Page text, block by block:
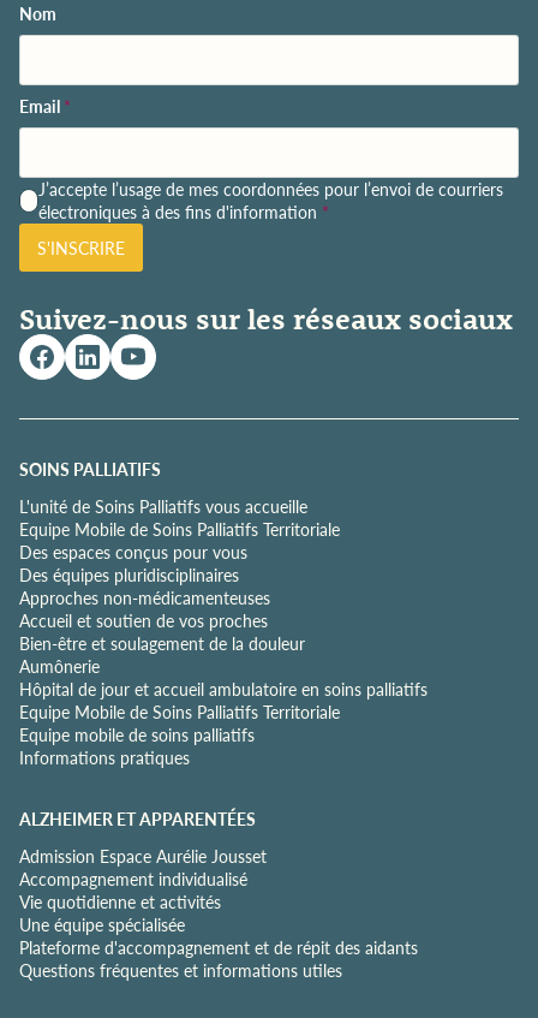
Nom
Email *
P
o
l
t
q
u
e
e
o
f
i
d
e
n
t
i
a
l
i
t
é
J’accepte l’usage de mes coordonnées pour l’envoi de courriers
électroniques à des fins d'information *
S'INSCRIRE
Suivez-nous sur les réseaux sociaux
SOINS PALLIATIFS
L'unité de Soins Palliatifs vous accueille
Equipe Mobile de Soins Palliatifs Territoriale
Des espaces conçus pour vous
Des équipes pluridisciplinaires
Approches non-médicamenteuses
Accueil et soutien de vos proches
Bien-être et soulagement de la douleur
Aumônerie
Hôpital de jour et accueil ambulatoire en soins palliatifs
Equipe Mobile de Soins Palliatifs Territoriale
Equipe mobile de soins palliatifs
Informations pratiques
ALZHEIMER ET APPARENTÉES
Admission Espace Aurélie Jousset
Accompagnement individualisé
Vie quotidienne et activités
Une équipe spécialisée
Plateforme d'accompagnement et de répit des aidants
Questions fréquentes et informations utiles